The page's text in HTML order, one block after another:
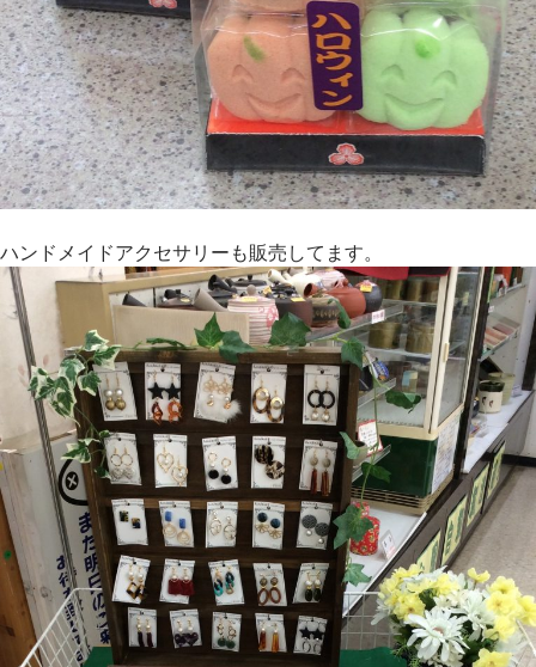
ハンドメイドアクセサリーも販売してます。